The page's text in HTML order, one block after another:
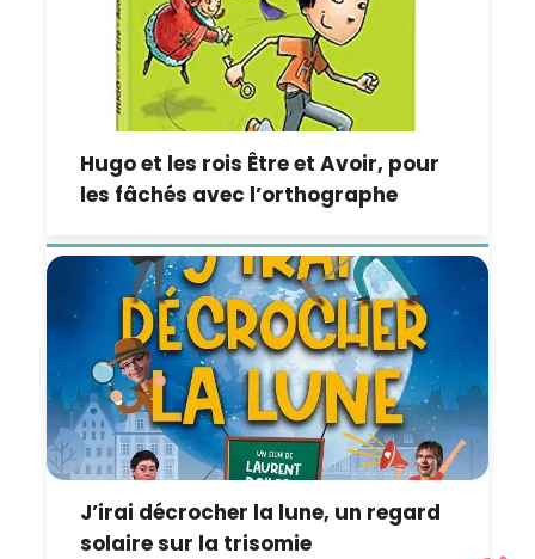
Hugo et les rois Être et Avoir, pour
les fâchés avec l’orthographe
J’irai décrocher la lune, un regard
solaire sur la trisomie